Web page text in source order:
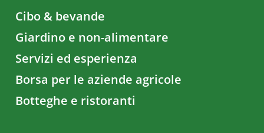
Cibo & bevande
Giardino e non-alimentare
Servizi ed esperienza
Borsa per le aziende agricole
Botteghe e ristoranti